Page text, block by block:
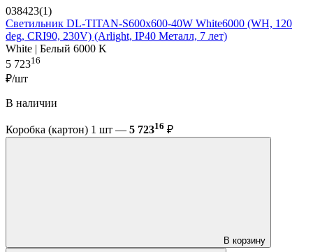
038423(1)
Светильник DL-TITAN-S600x600-40W White6000 (WH, 120
deg, CRI90, 230V) (Arlight, IP40 Металл, 7 лет)
White | Белый 6000 K
5 72316
₽/шт
В наличии
Коробка (картон) 1 шт — 5 72316 ₽
В корзину